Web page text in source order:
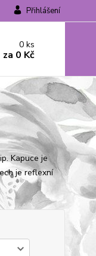
Přihlášení
0ks
za 0 Kč
Kapuce je
je reflexní